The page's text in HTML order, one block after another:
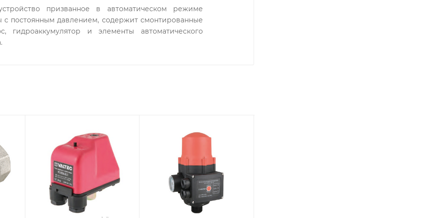
призванное в автоматическом режиме
с постоянным давлением, содержит смонтированные
гидроаккумулятор и элементы автоматического